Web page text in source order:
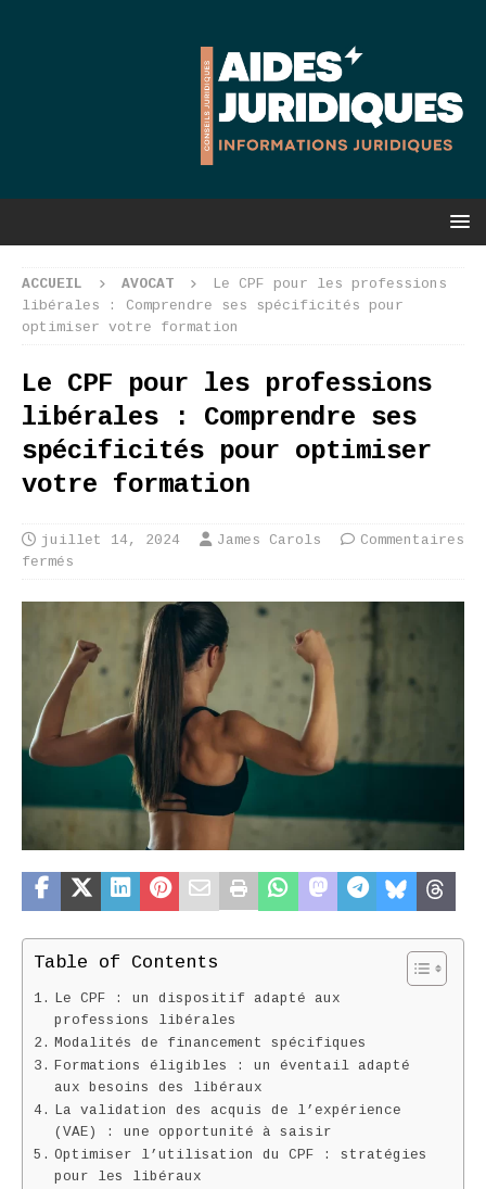
ACCUEIL AVOCAT
Le CPF pour les professions
libérales : Comprendre ses spécificités pour
optimiser votre formation
Le CPF pour les professions
libérales : Comprendre ses
spécificités pour optimiser
votre formation
juillet 14, 2024 James Carols
Commentaires
fermés
Table of Contents
Le CPF : un dispositif adapté aux
professions libérales
Modalités de financement spécifiques
Formations éligibles : un éventail adapté
aux besoins des libéraux
La validation des acquis de l’expérience
(VAE) : une opportunité à saisir
Optimiser l’utilisation du CPF : stratégies
pour les libéraux